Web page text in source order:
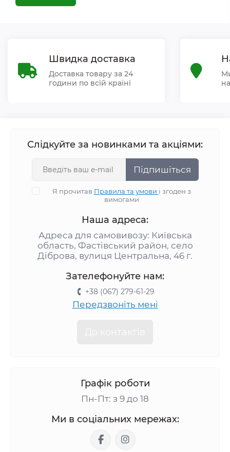
Швидка доставка
Доставка товару за 24
години по всій країні
Слідкуйте за новинками та акціями:
Підпишіться
Я прочитав Правила та умови і згоден з
вимогами
Наша адреса:
Адреса для самовивозу: Київська
область, Фастівський район, село
Діброва, вулиця Центральна, 46 г.
Зателефонуйте нам:
+38 (067) 279-61-29
Передзвоніть мені
Графік роботи
Пн-Пт: з 9 до 18
Ми в соціальних мережах: